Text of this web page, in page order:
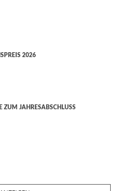
2026
ZUM JAHRESABSCHLUSS